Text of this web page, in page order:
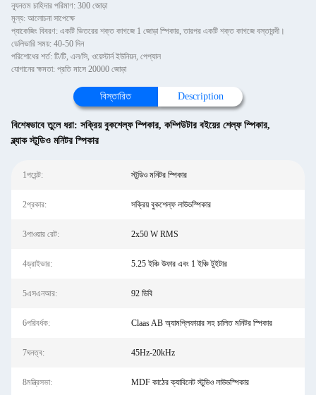
ন্যূনতম চাহিদার পরিমাণ: 300 জোড়া
মূল্য: আলোচনা সাপেক্ষে
প্যাকেজিং বিবরণ: একটি ভিতরের শক্ত কাগজে 1 জোড়া স্পিকার, তারপর একটি শক্ত কাগজে বস্তাবন্দী।
ডেলিভারি সময়: 40-50 দিন
পরিশোধের শর্ত: টি/টি, এল/সি, ওয়েস্টার্ন ইউনিয়ন, পেপ্যাল
যোগানের ক্ষমতা: প্রতি মাসে 20000 জোড়া
বিস্তারিত Description
বিশেষভাবে তুলে ধরা: সক্রিয় বুকশেল্ফ স্পিকার, কম্পিউটার বইয়ের শেল্ফ স্পিকার,
ব্ল্যাক স্টুডিও মনিটর স্পিকার
1পয়েন্ট: স্টুডিও মনিটর স্পিকার
2প্রকার: সক্রিয় বুকশেল্ফ লাউডস্পিকার
3পাওয়ার রেট: 2x50 W RMS
4ড্রাইভার: 5.25 ইঞ্চি উফার এবং 1 ইঞ্চি টুইটার
5এসএনআর: 92 ডিবি
6পরিবর্ধক: Claas AB অ্যামপ্লিফায়ার সহ চালিত মনিটর স্পিকার
7ঘনত্ব: 45Hz-20kHz
8মন্ত্রিসভা: MDF কাঠের ক্যাবিনেট স্টুডিও লাউডস্পিকার